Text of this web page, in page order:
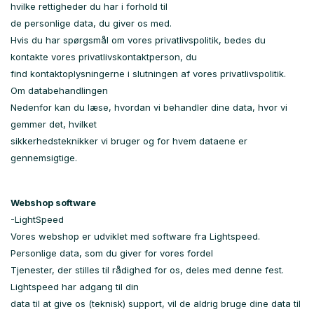
hvilke rettigheder du har i forhold til
de personlige data, du giver os med.
Hvis du har spørgsmål om vores privatlivspolitik, bedes du
kontakte vores privatlivskontaktperson, du
find kontaktoplysningerne i slutningen af ​​vores privatlivspolitik.
Om databehandlingen
Nedenfor kan du læse, hvordan vi behandler dine data, hvor vi
gemmer det, hvilket
sikkerhedsteknikker vi bruger og for hvem dataene er
gennemsigtige.
Webshop software
-LightSpeed
Vores webshop er udviklet med software fra Lightspeed.
Personlige data, som du giver for vores fordel
Tjenester, der stilles til rådighed for os, deles med denne fest.
Lightspeed har adgang til din
data til at give os (teknisk) support, vil de aldrig bruge dine data til